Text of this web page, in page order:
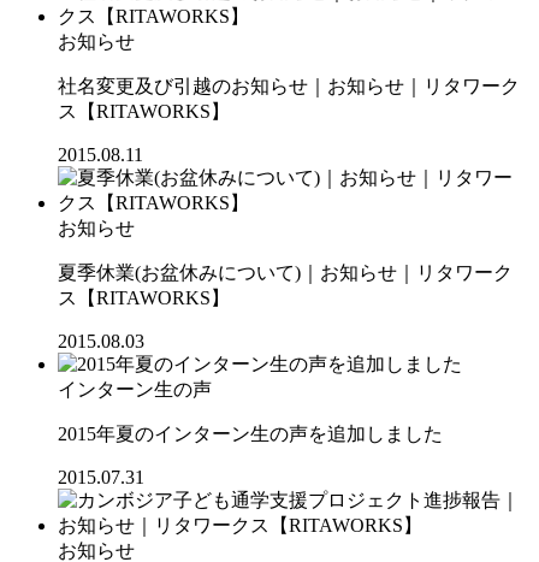
お知らせ
社名変更及び引越のお知らせ｜お知らせ｜リタワーク
ス【RITAWORKS】
2015.08.11
お知らせ
夏季休業(お盆休みについて)｜お知らせ｜リタワーク
ス【RITAWORKS】
2015.08.03
インターン生の声
2015年夏のインターン生の声を追加しました
2015.07.31
お知らせ